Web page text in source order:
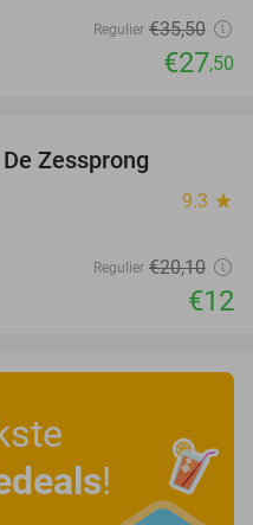
Regulier €35,50
€27,50
Zessprong
9.3 star
Regulier €20,10
€12
!